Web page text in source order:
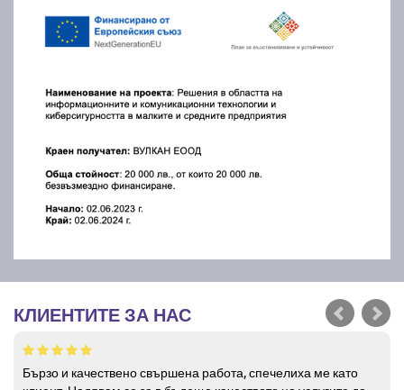
КЛИЕНТИТЕ ЗА НАС
Бързо и качествено свършена работа, спечелиха ме като